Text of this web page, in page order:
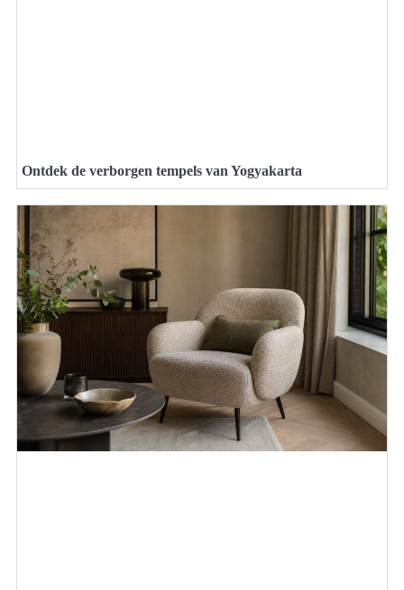
Ontdek de verborgen tempels van Yogyakarta